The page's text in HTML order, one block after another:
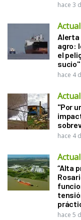
hace 3
Alerta
agro:
el
sucio"
hace 4
"Por
hace 4
“Alta
hace 5